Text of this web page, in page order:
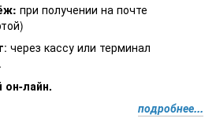
: при получении на почте
: через кассу или терминал
он-лайн.
подробнее...